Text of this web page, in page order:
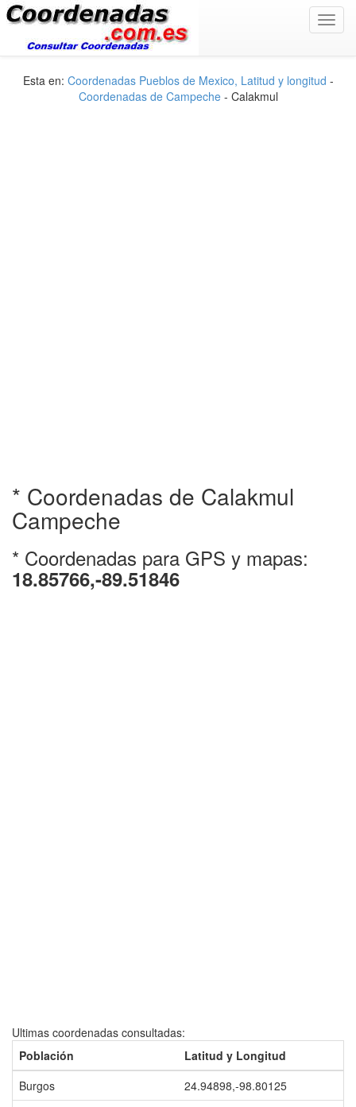
Esta en: Coordenadas Pueblos de Mexico, Latitud y longitud -
Coordenadas de Campeche- Calakmul
* Coordenadas de Calakmul
Campeche
* Coordenadas para GPS y mapas:
18.85766,-89.51846
Ultimas coordenadas consultadas:
Población
Latitud y Longitud
Burgos
24.94898,-98.80125